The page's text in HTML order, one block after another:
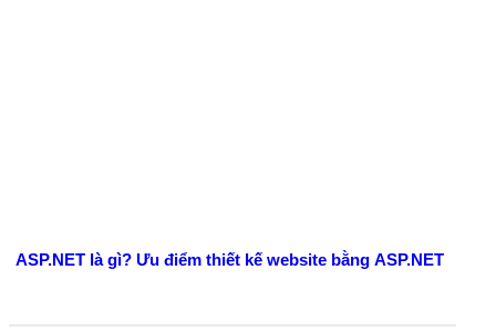
ASP.NET là gì? Ưu điểm thiết kế website bằng ASP.NET